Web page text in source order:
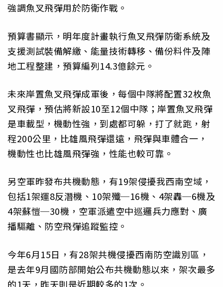
強調魚叉飛彈用於防衛作戰。
預算書顯示，明年度計畫執行魚叉飛彈防衛系統及
支援測試裝備解繳、能量技術轉移、備份料件及陣
地工程整建，預算編列14.3億餘元。
未來岸置魚叉飛彈成軍後，每個中隊將配置32枚魚
叉飛彈，預估將新設10至12個中隊；岸置魚叉飛彈
是車載型，機動性強，到處都可躲，打了就跑，射
程200公里，比雄風飛彈還遠，飛彈與車體合一，
機動性也比雄風飛彈強，性能也較可靠。
另空軍昨發布共機動態，有19架侵擾我西南空域，
包括1架運8反潛機、10架殲─16機、4架轟─6機及
4架蘇愷─30機，空軍派遣空中巡邏兵力應對、廣
播驅離、防空飛彈追蹤監控。
今年6月15日，有28架共機侵擾西南防空識別區，
是去年9月國防部開始公布共機動態以來，架次最多
的1天，昨天則是近期較多的1次。